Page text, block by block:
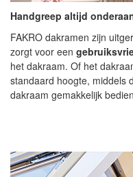
Handgreep altijd
FAKRO dakramen zijn
zorgt voor een
het dakraam. Of het
standaard hoogte, middels
dakraam gemakkelijk